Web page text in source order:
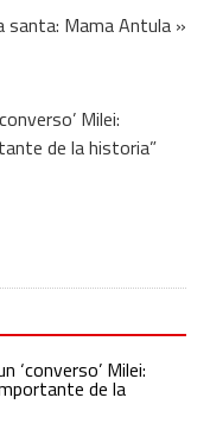
santa: Mama Antula »
Milei:
de la historia”
‘converso’ Milei:
de la